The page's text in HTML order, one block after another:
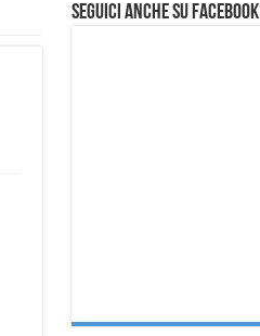
Seguici anche su Facebook